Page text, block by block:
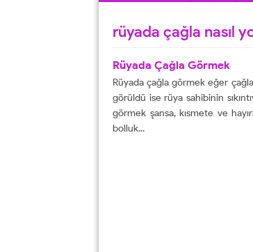
rüyada çağla nasıl
Rüyada Çağla Görmek
Rüyada çağla görmek eğer çağla
görüldü ise rüya sahibinin
görmek şansa, kısmete ve
bolluk...